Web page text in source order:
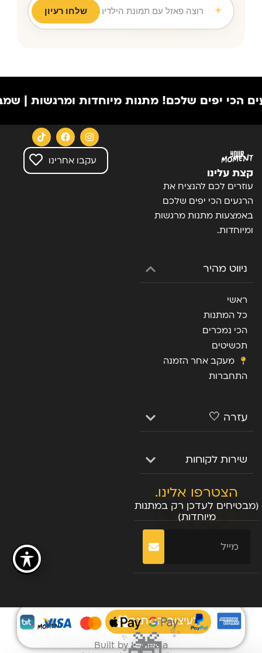
לעיצוב המתנה
רוצה פאזל עם תמונת הילדים לסבא וסבתא ליום נישו
שלחו רעיון
שלכם! מתנות מיוחדות ומרגשות |
קצת עלינו
עוזרים לכם להנציח את
הרגעים הכי יפים שלכם
באמצעות מתנות מרגשות
ומיוחדות.
ניווט מהיר
ראשי
כל המתנות
הכי נמכרים
תכשיטים
מעקב אחר הזמנה
התחברות
עזרה 🤍
שירות לקוחות
הצטרפו אלינו.
(מבטיחים לעדכן רק במתנות
מיוחדות)
שליחה
עקבו אחרינו
Built by L-Media
✨
✨